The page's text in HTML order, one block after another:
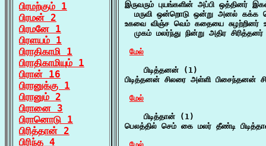
பிரமற்கும் 1
பிரமன் 2
பிரமனே 1
பிரளயம் 1
பிராதிகாமி 1
பிராதிகாமியும் 1
பிரான் 16
பிரானுக்கு 1
பிரானும் 2
பிரானை 3
பிரானொடு 1
பிரித்தான் 2
பிரிந்த 4
இருவரும் புயங்களின் அப்பி ஒத்தினர்
மருவி ஒன்றொடு ஒன்று அனல் கக்க
உகவை விஞ்ச வெம் கதையை சுழற்றினர்
முகம் மலர்ந்து நின்று அதிர
மேல்
    பிடித்தனன் (1)
பிடித்தனன் சிலரை அள்ளி பிசைந்தனன்
மேல்
    பிடித்தான் (1)
பெலத்தில் செம் கை மலர் தீண்டி